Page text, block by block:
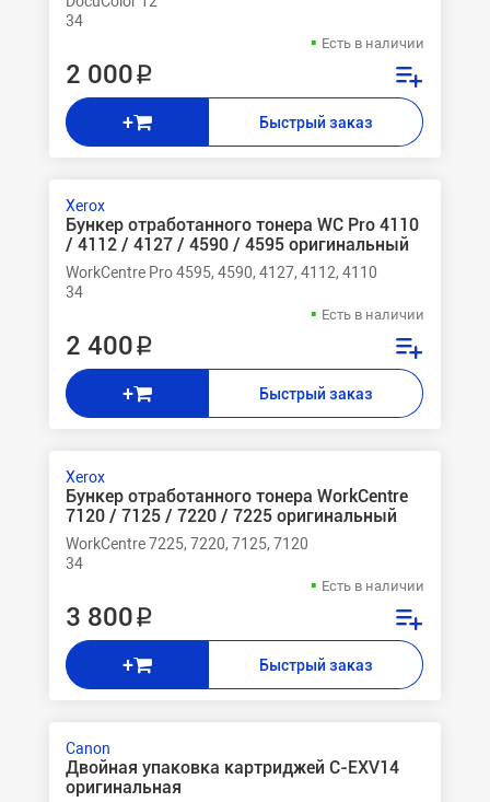
34
Есть в наличии
2 000 ₽
+ Быстрый заказ
Xerox
Бункер отработанного тонера WC Pro 4110
/ 4112 / 4127 / 4590 / 4595 оригинальный
WorkCentre Pro 4595, 4590, 4127, 4112, 4110
34
Есть в наличии
2 400 ₽
+ Быстрый заказ
Xerox
Бункер отработанного тонера WorkCentre
7120 / 7125 / 7220 / 7225 оригинальный
WorkCentre 7225, 7220, 7125, 7120
34
Есть в наличии
3 800 ₽
+ Быстрый заказ
Canon
Двойная упаковка картриджей C-EXV14
оригинальная